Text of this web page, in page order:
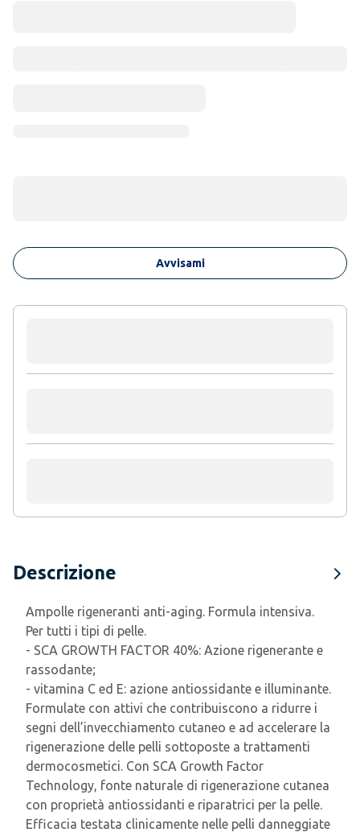
Avvisami
Descrizione
Ampolle rigeneranti anti-aging. Formula intensiva.
Per tutti i tipi di pelle.
- SCA GROWTH FACTOR 40%: Azione rigenerante e
rassodante;
- vitamina C ed E: azione antiossidante e illuminante.
Formulate con attivi che contribuiscono a ridurre i
segni dell’invecchiamento cutaneo e ad accelerare la
rigenerazione delle pelli sottoposte a trattamenti
dermocosmetici. Con SCA Growth Factor
Technology, fonte naturale di rigenerazione cutanea
con proprietà antiossidanti e riparatrici per la pelle.
Efficacia testata clinicamente nelle pelli danneggiate